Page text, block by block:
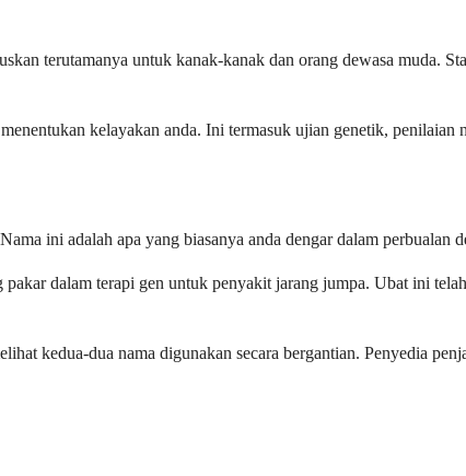
terutamanya untuk kanak-kanak dan orang dewasa muda.
kelayakan anda. Ini termasuk ujian genetik, penilaian
ini adalah apa yang biasanya anda dengar dalam perbualan
dalam terapi gen untuk penyakit jarang jumpa. Ubat ini
kedua-dua nama digunakan secara bergantian. Penyedia